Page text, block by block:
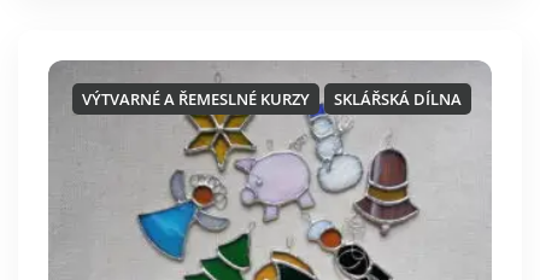
VÝTVARNÉ A ŘEMESLNÉ KURZY SKLÁŘSKÁ DÍLNA